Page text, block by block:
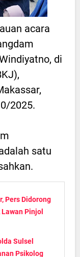
acara
di
2025.
satu
Pers Didorong
Pinjol
Sulsel
Psikolog